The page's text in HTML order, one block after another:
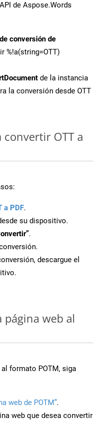
de Aspose.Words
conversión de
%!a(string=OTT)
de la instancia
la conversión desde OTT
convertir OTT a
a PDF.
su dispositivo.
.
descargue el
web al
formato POTM, siga
web de POTM”.
web que desea convertir